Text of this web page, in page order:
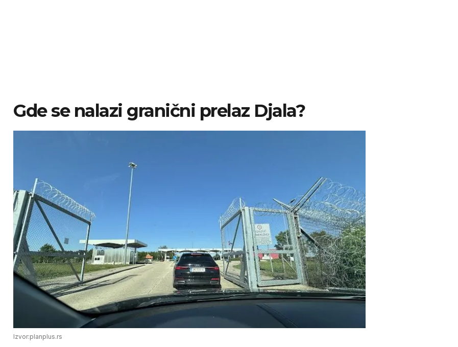
Gde se nalazi granični prelaz Djala?
Izvor:planplus.rs